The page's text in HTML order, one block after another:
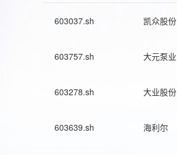
603037.sh 凯众股份
603757.sh 大元泵业
603278.sh 大业股份
603639.sh 海利尔